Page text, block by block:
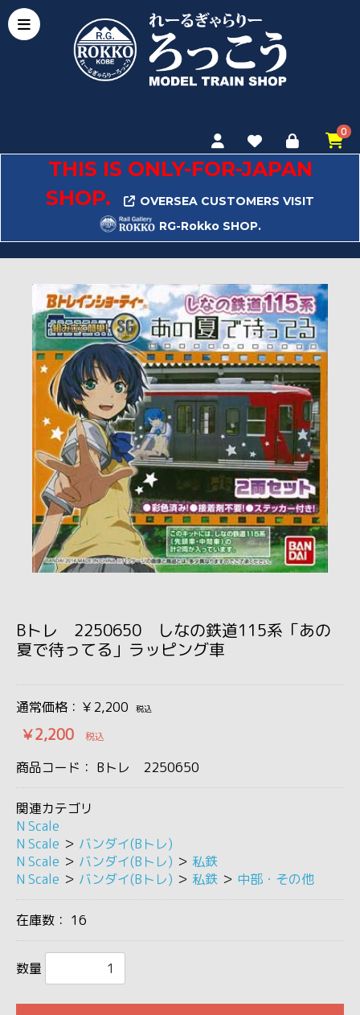
0
THIS IS ONLY-FOR-JAPAN
SHOP.
OVERSEA CUSTOMERS VISIT
RG-Rokko SHOP.
Bトレ 2250650 しなの鉄道115系「あの
夏で待ってる」ラッピング車
通常価格：￥2,200 税込
￥2,200 税込
商品コード： Bトレ 2250650
関連カテゴリ
N Scale
N Scale ＞ バンダイ(Bトレ)
N Scale ＞ バンダイ(Bトレ) ＞ 私鉄
N Scale ＞ バンダイ(Bトレ) ＞ 私鉄 ＞ 中部・その他
在庫数： 16
数量